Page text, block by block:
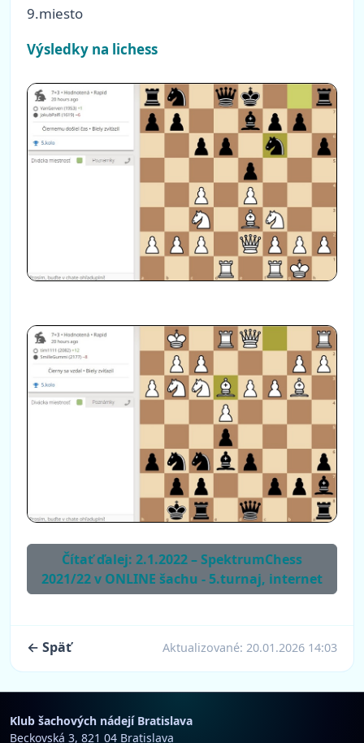
9.miesto
Výsledky na lichess
Čítať ďalej: 2.1.2022 – SpektrumChess
2021/22 v ONLINE šachu - 5.turnaj, internet
← Späť Aktualizované: 20.01.2026 14:03
Klub šachových nádejí Bratislava
Beckovská 3, 821 04 Bratislava